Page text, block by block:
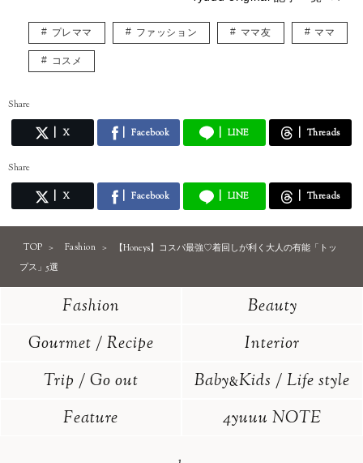
プレママ ファッション ママ友 ママ
コスメ
Share
X Facebook LINE Threads
Share
X Facebook LINE Threads
TOP Fashion
【Honeys】コスパ最強♡着回しが利く大人の有能「トッ
プス」5選
Fashion
Beauty
Gourmet / Recipe
Interior
Trip / Go out
Baby&Kids / Life style
Feature
4yuuu NOTE